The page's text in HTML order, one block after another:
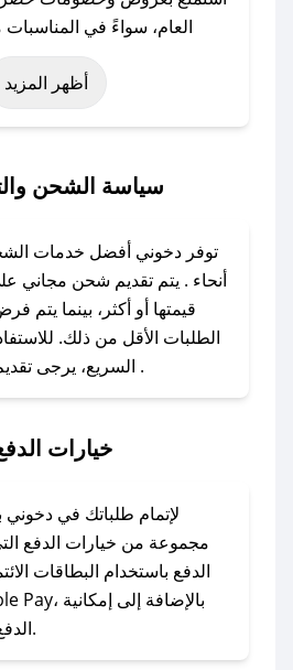
العام، سواءً في
الأضحى، الجمعة البيضاء
اليوم الوطني، يوم
باستخدام تطبيق صحصح،
تواصل معنا عبر تويتر أو
الرسائل الخاصة على تويتر
وسنقوم بحل المشكلة
في حال عدم توفر كوبونات
أظهر المزيد
سياسة الشحن
توفر دخوني أفضل خدمات
أنحاء . يتم تقديم شحن مجاني
قيمتها أو أكثر، بينما
الطلبات الأقل من ذلك.
السريع، يرجى تقديم طلبك قبل الساعة .
خيارات
لإتمام طلباتك في دخوني
مجموعة من خيارات الدفع
الدفع باستخدام البطاقات
الدفع بالتقسيط الشهري.